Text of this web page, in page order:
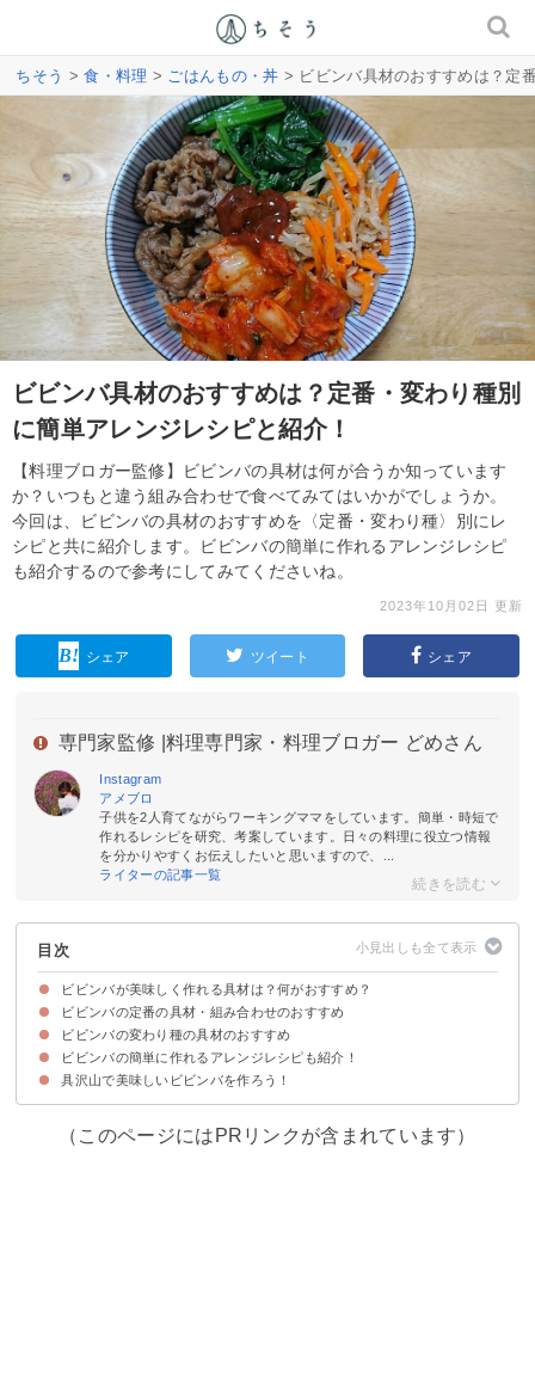
ちそう >食・料理 > ごはんもの・丼 > ビビンバ具材のおすすめは？定
ビビンバ具材のおすすめは？定番・変わり種別
に簡単アレンジレシピと紹介！
【料理ブロガー監修】ビビンバの具材は何が合うか知っています
か？いつもと違う組み合わせで食べてみてはいかがでしょうか。
今回は、ビビンバの具材のおすすめを〈定番・変わり種〉別にレ
シピと共に紹介します。ビビンバの簡単に作れるアレンジレシピ
も紹介するので参考にしてみてくださいね。
2023年10月02日 更新
シェア ツイート シェア
専門家監修 | 料理専門家・料理ブロガー どめさん
Instagram
アメブロ
子供を2人育てながらワーキングママをしています。簡単・時短で
作れるレシピを研究、考案しています。日々の料理に役立つ情報
を分かりやすくお伝えしたいと思いますので、...
ライターの記事一覧
目次
ビビンバが美味しく作れる具材は？何がおすすめ？
ビビンバの定番の具材・組み合わせのおすすめ
①牛ミンチ・にんじん・ほうれん草
②牛肉・キムチ・生卵
③ぜんまい・にんじん・もやし
④牛肉・もやし・キムチ
⑤小松菜・ぜんまい・生卵
ビビンバの変わり種の具材のおすすめ
①トマト
②アボガド
③海鮮系
ビビンバの簡単に作れるアレンジレシピも紹介！
①納豆ビビンバ
②焼肉のたれを使った韓国風ビビンバ
③土鍋ビビンバ
具沢山で美味しいビビンバを作ろう！
（このページにはPRリンクが含まれています）